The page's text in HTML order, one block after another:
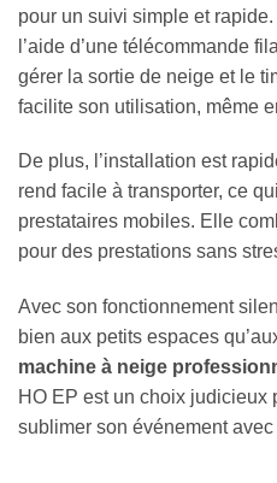
pour un suivi simple et
l’aide d’une télécommande
gérer la sortie de neige et le
facilite son utilisation, même
De plus, l’installation est
rend facile à transporter, ce
prestataires mobiles. Elle
pour des prestations sans
Avec son fonctionnement
bien aux petits espaces
machine à neige
HO EP est un choix judicieux
sublimer son événement